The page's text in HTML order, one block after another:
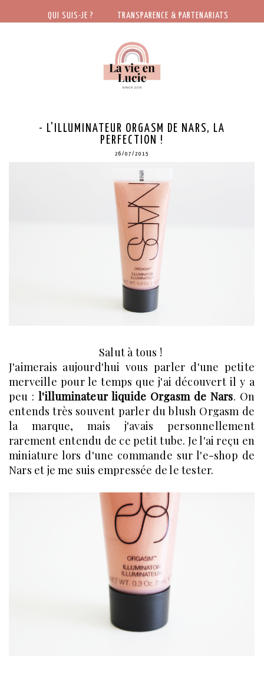
- L'ILLUMINATEUR ORGASM DE NARS, LA
PERFECTION !
26/07/2015
Salut à tous !
J'aimerais aujourd'hui vous parler d'une petite
merveille pour le temps que j'ai découvert il y a
peu :l'illuminateur liquide Orgasm de Nars. On
entends très souvent parler du blush Orgasm de
la marque, mais j'avais personnellement
rarement entendu de ce petit tube. Je l'ai reçu en
miniature lors d'une commande sur l'e-shop de
Nars et je me suis empressée de le tester.
QUI SUIS-JE ? TRANSPARENCE & PARTENARIATS